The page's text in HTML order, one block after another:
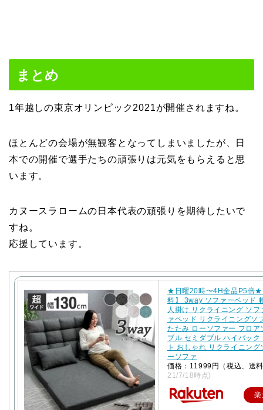
まとめ
1年越しの東京オリンピック2021が開催されますね。
ほとんどの会場が無観客となってしまいましたが、日
本での開催で選手たちの頑張りは元気をもらえると思
います。
カヌースラロームの日本代表の頑張りを期待したいで
すね。
応援しています。
★日曜20時〜4H全品P5倍★
料】 3way ソファーベッド
人掛け リクライニング ソフ
ァベッド リクライニングソ
たたみ ローソファー フロア
ブル セミダブル ハイバック
ト おしゃれ リクライニング
ーソファ
価格：11999円（税込、送
21/7/18時点)